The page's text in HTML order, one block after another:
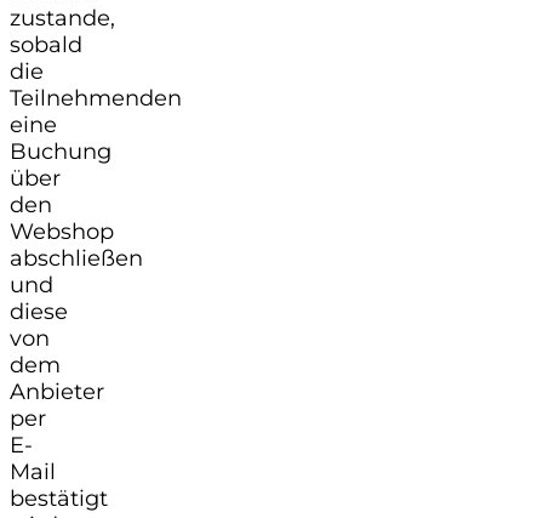
zustande,
sobald
die
Teilnehmenden
eine
Buchung
über
den
Webshop
abschließen
und
diese
von
dem
Anbieter
per
E-
Mail
bestätigt